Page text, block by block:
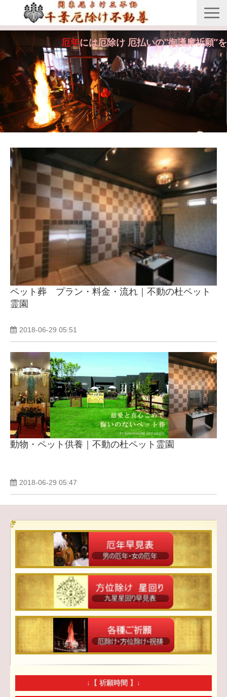
縁起由来
年間行事
御護摩祈願
御守・紙札
安産・七五三祝祷
厄年には厄除け 厄払いの‟御護摩祈願”を
ペット葬 プラン・料金・流れ｜不動の杜ペット
霊園
2018-06-29 05:51
動物・ペット供養｜不動の杜ペット霊園
2018-06-29 05:47
↓【 祈願時間 】↓